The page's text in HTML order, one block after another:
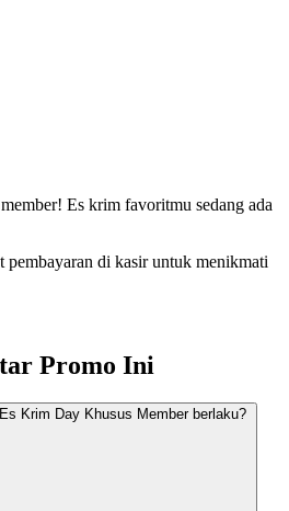
Es krim favoritmu sedang ada
di kasir untuk menikmati
Promo Ini
Krim Day Khusus Member berlaku?